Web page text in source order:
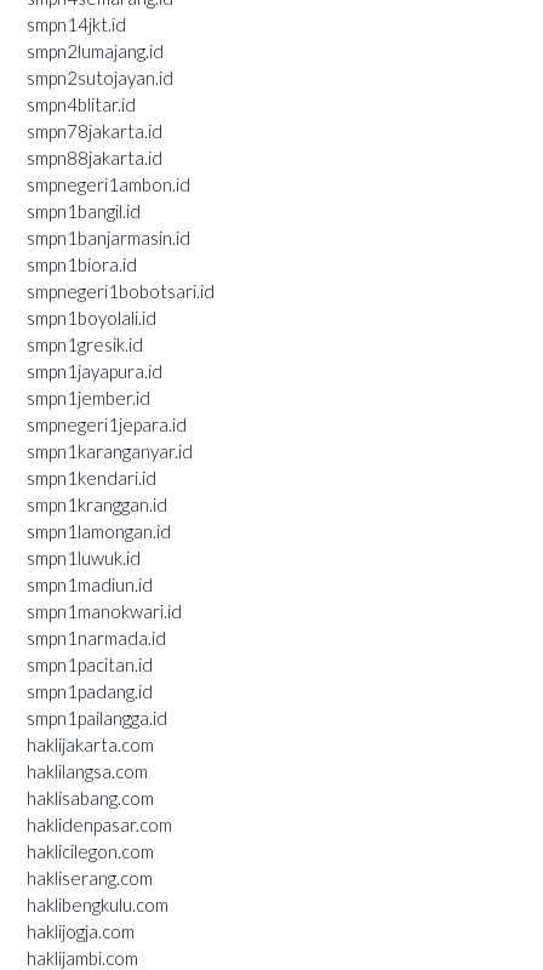
smpn14jkt.id
smpn2lumajang.id
smpn2sutojayan.id
smpn4blitar.id
smpn78jakarta.id
smpn88jakarta.id
smpnegeri1ambon.id
smpn1bangil.id
smpn1banjarmasin.id
smpn1biora.id
smpnegeri1bobotsari.id
smpn1boyolali.id
smpn1gresik.id
smpn1jayapura.id
smpn1jember.id
smpnegeri1jepara.id
smpn1karanganyar.id
smpn1kendari.id
smpn1kranggan.id
smpn1lamongan.id
smpn1luwuk.id
smpn1madiun.id
smpn1manokwari.id
smpn1narmada.id
smpn1pacitan.id
smpn1padang.id
smpn1pailangga.id
haklijakarta.com
haklilangsa.com
haklisabang.com
haklidenpasar.com
haklicilegon.com
hakliserang.com
haklibengkulu.com
haklijogja.com
haklijambi.com